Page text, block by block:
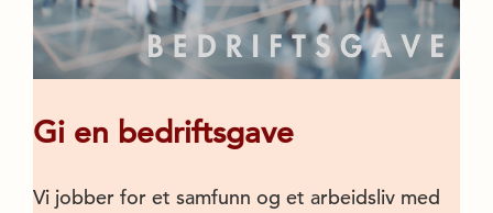
Gi en bedriftsgave
Vi jobber for et samfunn og et arbeidsliv med